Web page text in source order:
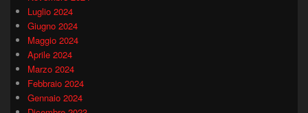
Luglio 2024
Giugno 2024
Maggio 2024
Aprile 2024
Marzo 2024
Febbraio 2024
Gennaio 2024